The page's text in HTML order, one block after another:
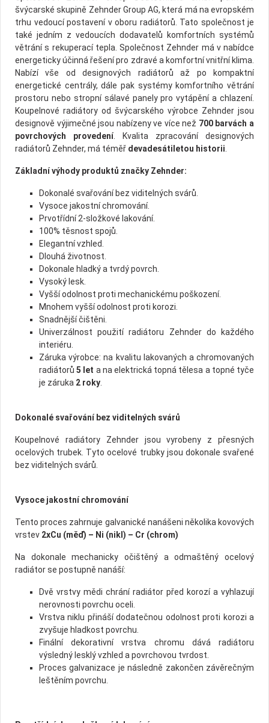
švýcarské skupině Zehnder Group AG, která má na evropském
trhu vedoucí postavení v oboru radiátorů. Tato společnost je
také jedním z vedoucích dodavatelů komfortních systémů
větrání s rekuperací tepla. Společnost Zehnder má v nabídce
energeticky účinná řešení pro zdravé a komfortní vnitřní klima.
Nabízí vše od designových radiátorů až po kompaktní
energetické centrály, dále pak systémy komfortního větrání
prostoru nebo stropní sálavé panely pro vytápění a chlazení.
Koupelnové radiátory od švýcarského výrobce Zehnder jsou
designově výjimečné jsou nabízeny ve více než 700 barvách a
povrchových provedení. Kvalita zpracování designových
radiátorů Zehnder, má téměř devadesátiletou historii
Základní výhody produktů značky Zehnder:
Dokonalé svařování bez viditelných svárů.
Vysoce jakostní chromování.
Prvotřídní 2-složkové lakování.
100% těsnost spojů.
Elegantní vzhled.
Dlouhá životnost.
Dokonale hladký a tvrdý povrch.
Vysoký lesk.
Vyšší odolnost proti mechanickému poškození.
Mnohem vyšší odolnost proti korozi.
Snadnější čištěni.
Univerzálnost použití radiátoru Zehnder do každého
interiéru.
Záruka výrobce: na kvalitu lakovaných a chromovaných
radiátorů5 let a na elektrická topná tělesa a topné tyče
je záruka 2 roky
Dokonalé svařování bez viditelných svárů
Koupelnové radiátory Zehnder jsou vyrobeny z přesných
ocelových trubek. Tyto ocelové trubky jsou dokonale svařené
bez viditelných svárů.
Vysoce jakostní chromování
Tento proces zahrnuje galvanické nanášeni několika kovových
vrstev 2xCu (měď) – Ni (nikl) – Cr (chrom)
Na dokonale mechanicky očištěný a odmaštěný ocelový
radiátor se postupně nanáší:
Dvě vrstvy mědi chrání radiátor před korozí a vyhlazují
nerovnosti povrchu oceli.
Vrstva niklu přináší dodatečnou odolnost proti korozi a
zvyšuje hladkost povrchu.
Finální dekorativní vrstva chromu dává radiátoru
výsledný lesklý vzhled a povrchovou tvrdost.
Proces galvanizace je následně zakončen závěrečným
leštěním povrchu.